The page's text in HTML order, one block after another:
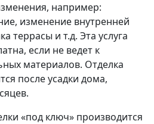
например:
изменение внутренней
террасы и т.д. Эта услуга
если не ведет к
материалов. Отделка
после усадки дома,
«под ключ» производится